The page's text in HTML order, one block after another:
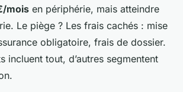
mois en périphérie, mais atteindre
Le piège ? Les frais cachés : mise
obligatoire, frais de dossier.
incluent tout, d’autres segmentent